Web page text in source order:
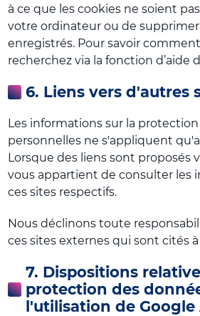
à ce que les cookies ne soient
votre ordinateur ou de supprimer
enregistrés. Pour savoir
recherchez via la fonction d’aide
6. Liens vers d'autres
Les informations sur la
personnelles ne s'appliquent
Lorsque des liens sont proposés
vous appartient de consulter les
ces sites respectifs.
Nous déclinons toute
ces sites externes qui sont cités
7. Dispositions
protection des
l'utilisation de Google